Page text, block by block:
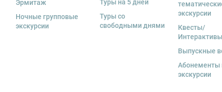
Эрмитаж
Ночные групповые
экскурсии
Туры на 5 дней
Туры со
свободными днями
экскурсии
Квесты/
Интерактивы
Выпускные
Абонементы
экскурсии